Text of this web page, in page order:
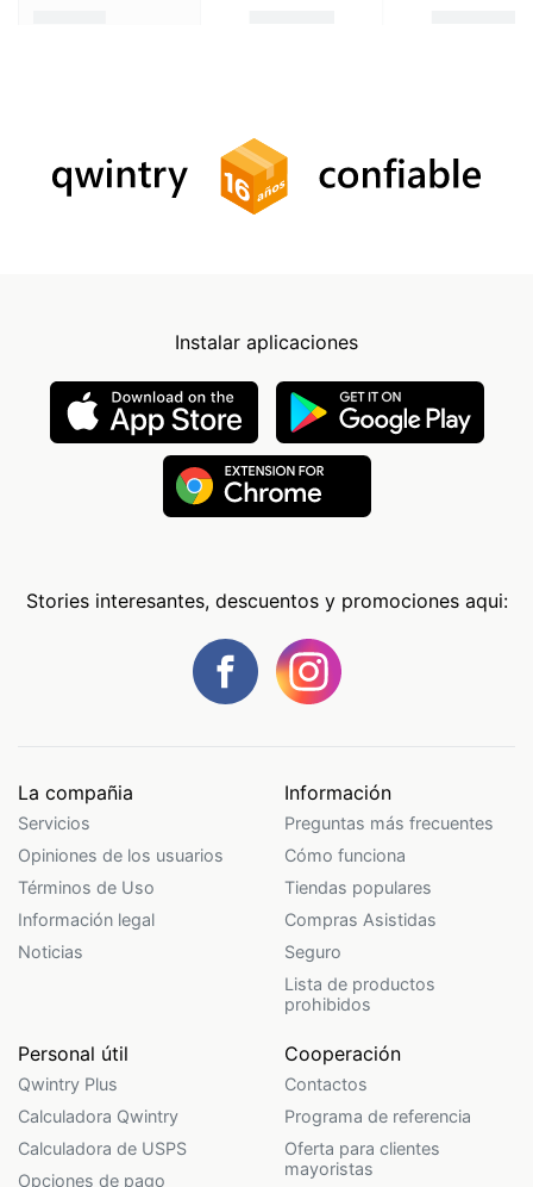
Instalar aplicaciones
Stories interesantes, descuentos y promociones aqui:
La compañia
Servicios
Opiniones de los usuarios
Términos de Uso
Información legal
Noticias
Información
Preguntas más frecuentes
Cómo funciona
Tiendas populares
Compras Asistidas
Seguro
Lista de productos
prohibidos
Personal útil
Qwintry Plus
Calculadora Qwintry
Calculadora de USPS
Opciones de pago
Cooperación
Contactos
Programa de referencia
Oferta para clientes
mayoristas